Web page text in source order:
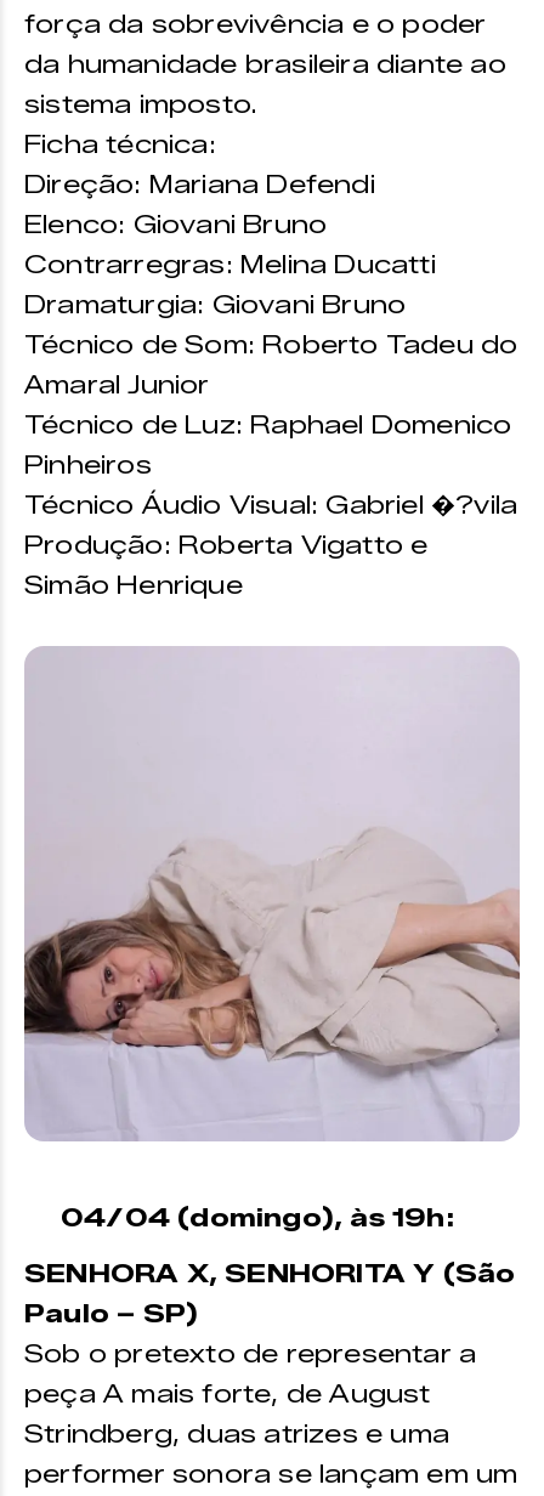
força da sobrevivência e o poder
da humanidade brasileira diante ao
sistema imposto.
Ficha técnica:
Direção: Mariana Defendi
Elenco: Giovani Bruno
Contrarregras: Melina Ducatti
Dramaturgia: Giovani Bruno
Técnico de Som: Roberto Tadeu do
Amaral Junior
Técnico de Luz: Raphael Domenico
Pinheiros
Técnico Áudio Visual: Gabriel �?vila
Produção: Roberta Vigatto e
Simão Henrique
04/04 (domingo), às 19h:
SENHORA X, SENHORITA Y (São
Paulo – SP)
Sob o pretexto de representar a
peça A mais forte, de August
Strindberg, duas atrizes e uma
performer sonora se lançam em um